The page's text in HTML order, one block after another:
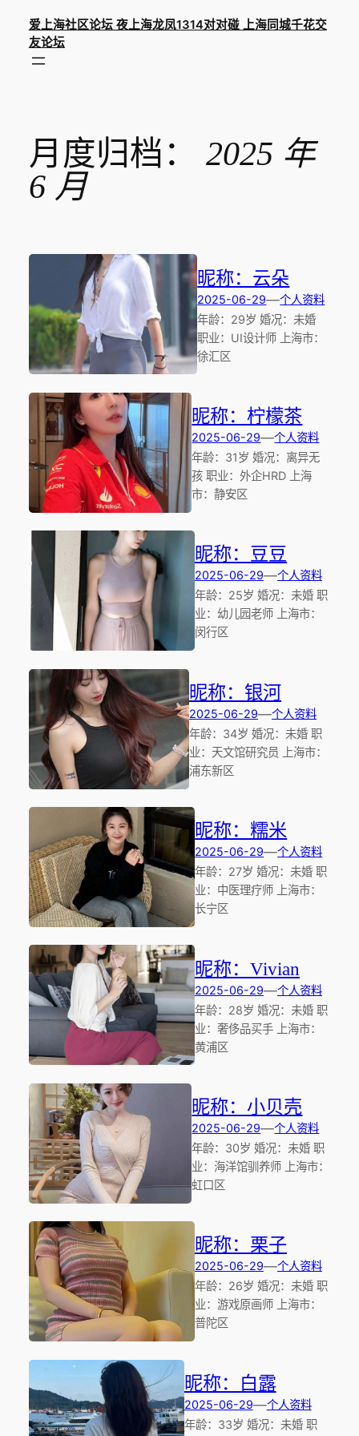
爱上海社区论坛 夜上海龙凤1314对对碰 上海同城千花交
友论坛
月度归档： 2025 年
6 月
昵称：云朵
2025-06-29—个人资料
年龄：29岁 婚况：未婚
职业：UI设计师 上海市：
徐汇区
昵称：柠檬茶
2025-06-29—个人资料
年龄：31岁 婚况：离异无
孩 职业：外企HRD 上海
市：静安区
昵称：豆豆
2025-06-29—个人资料
年龄：25岁 婚况：未婚 职
业：幼儿园老师 上海市：
闵行区
昵称：银河
2025-06-29—个人资料
年龄：34岁 婚况：未婚 职
业：天文馆研究员 上海市：
浦东新区
昵称：糯米
2025-06-29—个人资料
年龄：27岁 婚况：未婚 职
业：中医理疗师 上海市：
长宁区
昵称：Vivian
2025-06-29—个人资料
年龄：28岁 婚况：未婚 职
业：奢侈品买手 上海市：
黄浦区
昵称：小贝壳
2025-06-29—个人资料
年龄：30岁 婚况：未婚 职
业：海洋馆驯养师 上海市：
虹口区
昵称：栗子
2025-06-29—个人资料
年龄：26岁 婚况：未婚 职
业：游戏原画师 上海市：
普陀区
昵称：白露
2025-06-29—个人资料
年龄：33岁 婚况：未婚 职